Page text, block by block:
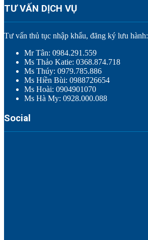
TƯ VẤN DỊCH VỤ
Tư vấn thủ tục nhập khẩu, đăng ký lưu hành:
Mr Tân: 0984.291.559
Ms Thảo Katie: 0368.874.718
Ms Thúy: 0979.785.886
Ms Hiền Bùi: 0988726654
Ms Hoài: 0904901070
Ms Hà My: 0928.000.088
Social